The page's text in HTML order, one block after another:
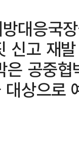
대응국
신고 재
공중
상으로